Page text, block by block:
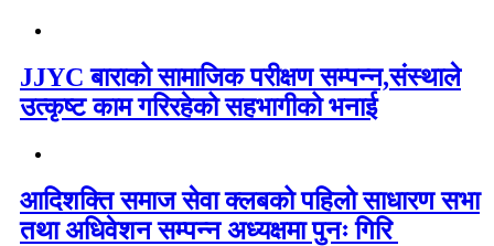
JJYC बाराको सामाजिक परीक्षण सम्पन्न,संस्थाले
उत्कृष्ट काम गरिरहेको सहभागीको भनाई
आदिशक्ति समाज सेवा क्लबको पहिलो साधारण सभा
तथा अधिवेशन सम्पन्न अध्यक्षमा पुनः गिरि